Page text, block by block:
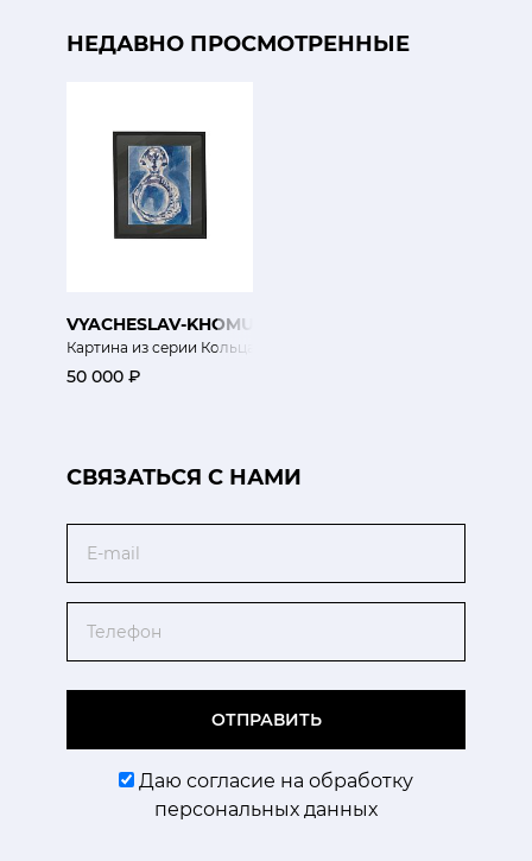
НЕДАВНО ПРОСМОТРЕННЫЕ
VYACHESLAV-KHOMUTOV
Картина из серии Кольца
50 000 ₽
CВЯЗАТЬСЯ С НАМИ
ОТПРАВИТЬ
Даю согласие на обработку
персональных данных